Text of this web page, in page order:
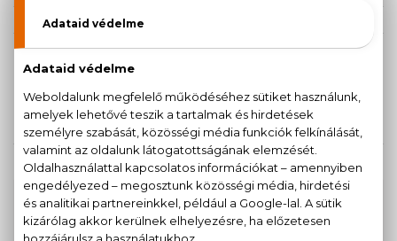
KAPCSOLÓDÓ TERMÉKEK
100% eredeti termékek,14 napos visszaküldési
garanciával